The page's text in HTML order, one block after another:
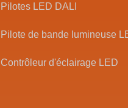
Pilotes LED DALI
Pilote de bande lumineuse
Contrôleur d'éclairage LED